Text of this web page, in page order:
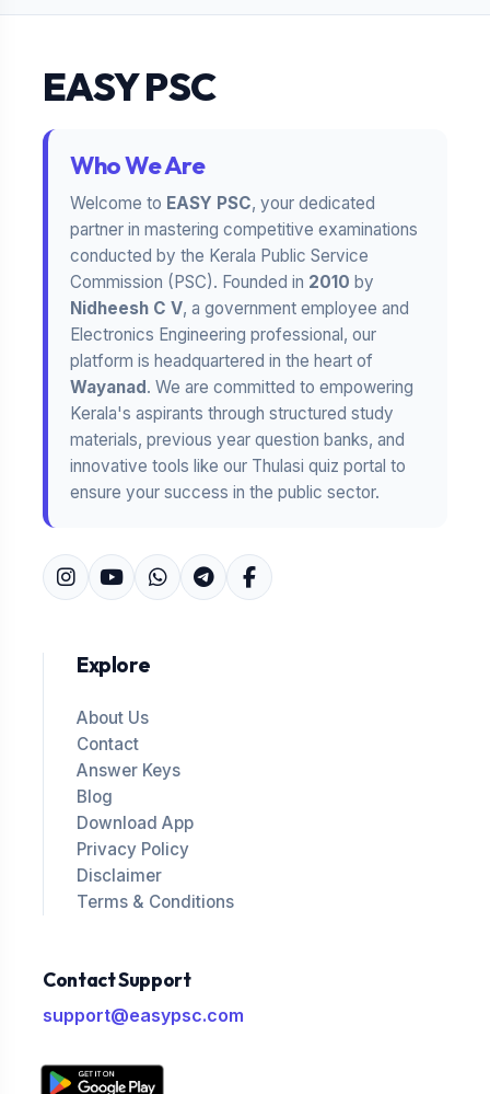
EASY PSC
Who We Are
Welcome to EASY PSC, your dedicated
partner in mastering competitive examinations
conducted by the Kerala Public Service
Commission (PSC). Founded in 2010 by
Nidheesh C V, a government employee and
Electronics Engineering professional, our
platform is headquartered in the heart of
Wayanad . We are committed to empowering
Kerala's aspirants through structured study
materials, previous year question banks, and
innovative tools like our Thulasi quiz portal to
ensure your success in the public sector.
Explore
About Us
Contact
Answer Keys
Blog
Download App
Privacy Policy
Disclaimer
Terms & Conditions
Contact Support
support@easypsc.com